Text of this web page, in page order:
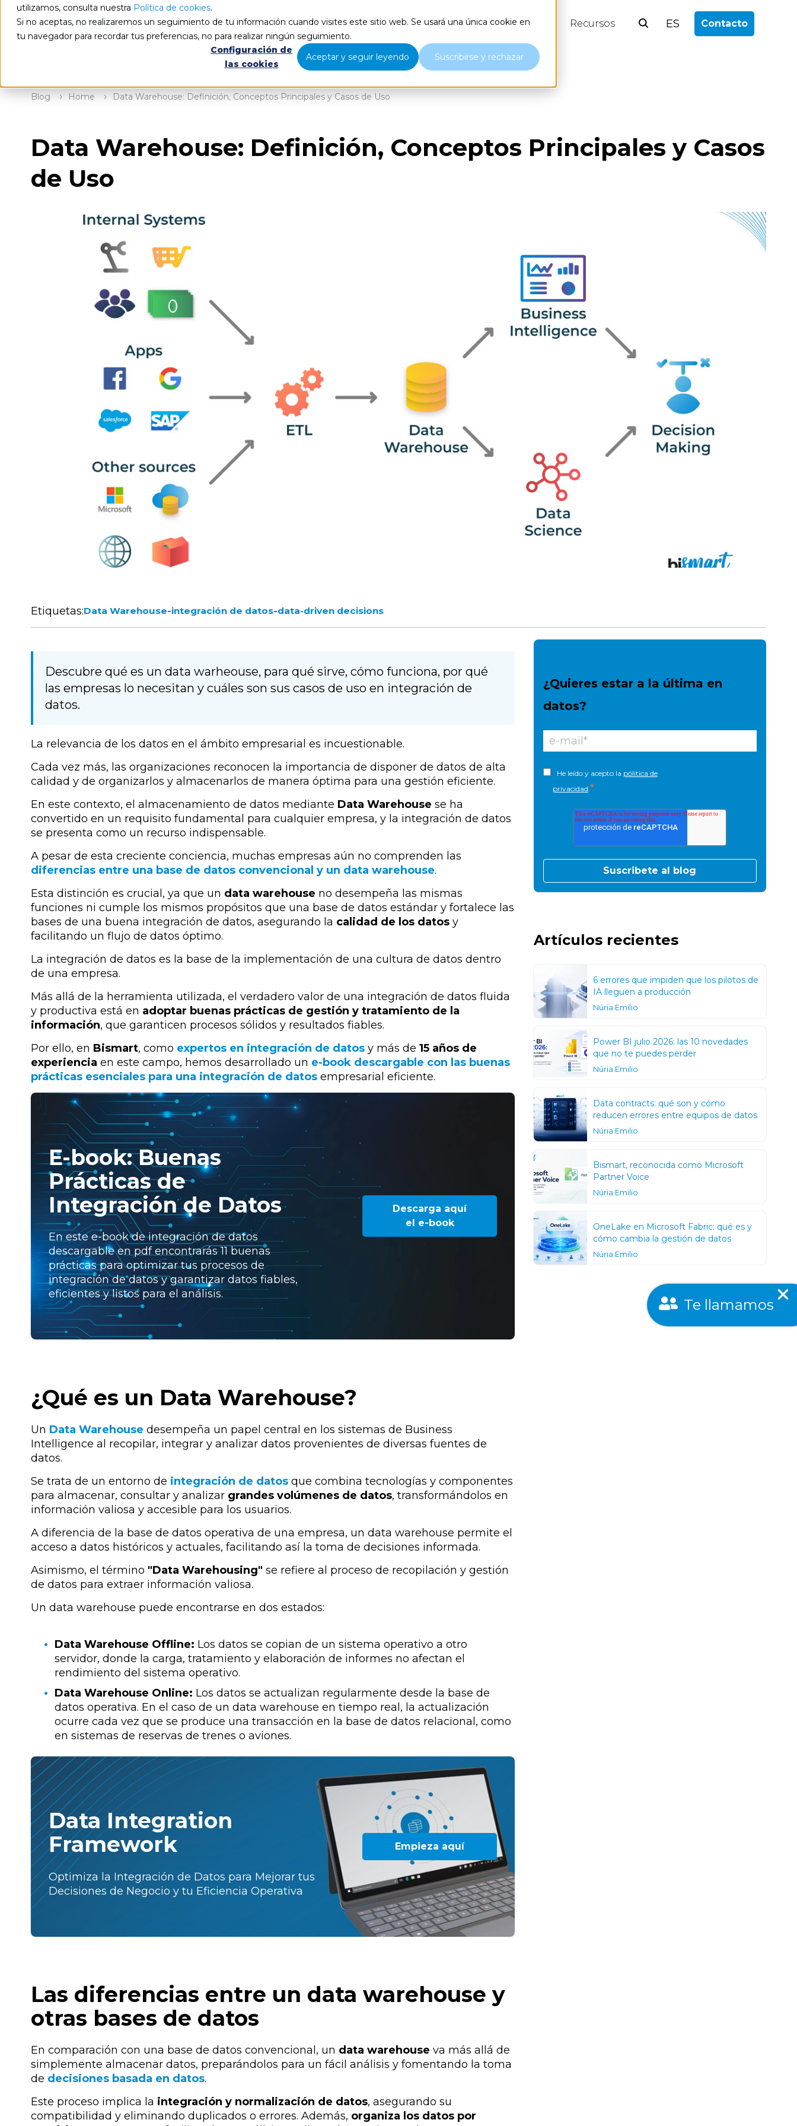
utilizamos, consulta nuestra Política de cookies.
Si no aceptas, no realizaremos un seguimiento de tu información cuando visites este sitio web. Se usará una única cookie en
tu navegador para recordar tus preferencias, no para realizar ningún seguimiento.
Configuración de
las cookies
Aceptar y seguir leyendo Suscribirse y rechazar
Qué hacemos Nosotros Blog Recursos ES Contacto
Blog Home Data Warehouse: Definición, Conceptos Principales y Casos de Uso
Data Warehouse: Definición, Conceptos Principales y Casos
de Uso
Etiquetas:Data Warehouse-integración de datos-data-driven decisions
Descubre qué es un data warheouse, para qué sirve, cómo funciona, por qué
las empresas lo necesitan y cuáles son sus casos de uso en integración de
datos.
La relevancia de los datos en el ámbito empresarial es incuestionable.
Cada vez más, las organizaciones reconocen la importancia de disponer de datos de alta
calidad y de organizarlos y almacenarlos de manera óptima para una gestión eficiente.
En este contexto, el almacenamiento de datos mediante Data Warehouse se ha
convertido en un requisito fundamental para cualquier empresa, y la integración de datos
se presenta como un recurso indispensable.
A pesar de esta creciente conciencia, muchas empresas aún no comprenden las
diferencias entre una base de datos convencional y un data warehouse.
Esta distinción es crucial, ya que un data warehouse no desempeña las mismas
funciones ni cumple los mismos propósitos que una base de datos estándar y fortalece las
bases de una buena integración de datos, asegurando la calidad de los datos y
facilitando un flujo de datos óptimo.
La integración de datos es la base de la implementación de una cultura de datos dentro
de una empresa.
Más allá de la herramienta utilizada, el verdadero valor de una integración de datos fluida
y productiva está en adoptar buenas prácticas de gestión y tratamiento de la
información, que garanticen procesos sólidos y resultados fiables.
Por ello, en Bismart, como expertos en integración de datos y más de 15 años de
experiencia en este campo, hemos desarrollado un e-book descargable con las buenas
prácticas esenciales para una integración de datos empresarial eficiente.
E-book: Buenas
Prácticas de
Integración de Datos
En este e-book de integración de datos
descargable en pdf encontrarás 11 buenas
prácticas para optimizar tus procesos de
integración de datos y garantizar datos fiables,
eficientes y listos para el análisis.
Descarga aquí
el e-book
¿Qué es un Data Warehouse?
Un Data Warehouse desempeña un papel central en los sistemas de Business
Intelligence al recopilar, integrar y analizar datos provenientes de diversas fuentes de
datos.
Se trata de un entorno de integración de datos que combina tecnologías y componentes
para almacenar, consultar y analizar grandes volúmenes de datos, transformándolos en
información valiosa y accesible para los usuarios.
A diferencia de la base de datos operativa de una empresa, un data warehouse permite el
acceso a datos históricos y actuales, facilitando así la toma de decisiones informada.
Asimismo, el término "Data Warehousing" se refiere al proceso de recopilación y gestión
de datos para extraer información valiosa.
Un data warehouse puede encontrarse en dos estados:
Data Warehouse Offline: Los datos se copian de un sistema operativo a otro
servidor, donde la carga, tratamiento y elaboración de informes no afectan el
rendimiento del sistema operativo.
Data Warehouse Online: Los datos se actualizan regularmente desde la base de
datos operativa. En el caso de un data warehouse en tiempo real, la actualización
ocurre cada vez que se produce una transacción en la base de datos relacional, como
en sistemas de reservas de trenes o aviones.
Data Integration
Framework
Optimiza la Integración de Datos para Mejorar tus
Decisiones de Negocio y tu Eficiencia Operativa
Empieza aquí
Las diferencias entre un data warehouse y
otras bases de datos
En comparación con una base de datos convencional, un data warehouse va más allá de
simplemente almacenar datos, preparándolos para un fácil análisis y fomentando la toma
de decisiones basada en datos.
Este proceso implica la integración y normalización de datos, asegurando su
compatibilidad y eliminando duplicados o errores. Además, organiza los datos por
¿Quieres estar a la última en
datos?
He leído y acepto la pólitica de
privacidad *
Artículos recientes
6 errores que impiden que los pilotos de
IA lleguen a producción
Núria Emilio
Power BI julio 2026: las 10 novedades
que no te puedes perder
Núria Emilio
Data contracts: qué son y cómo
reducen errores entre equipos de datos
Núria Emilio
Bismart, reconocida como Microsoft
Partner Voice
Núria Emilio
OneLake en Microsoft Fabric: qué es y
cómo cambia la gestión de datos
Núria Emilio
Te llamamos